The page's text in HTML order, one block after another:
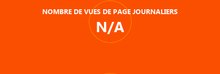
NOMBRE DE VUES DE PAGE JOURNALIERS
N/A